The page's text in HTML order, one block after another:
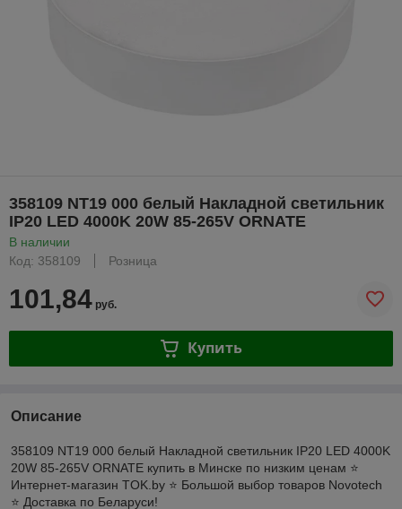
358109 NT19 000 белый Накладной светильник
IP20 LED 4000K 20W 85-265V ORNATE
В наличии
Код: 358109
Розница
101,84 руб.
Купить
Описание
358109 NT19 000 белый Накладной светильник IP20 LED 4000K
20W 85-265V ORNATE купить в Минске по низким ценам ⭐️
Интернет-магазин TOK.by ⭐️ Большой выбор товаров Novotech
⭐️ Доставка по Беларуси!